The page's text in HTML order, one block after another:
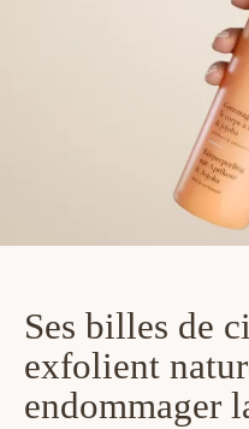
Ses billes de
exfolient
endommager